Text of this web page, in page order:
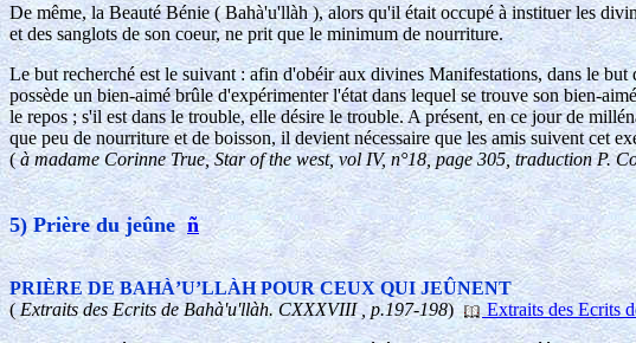
De même, la Beauté Bénie ( Bahà'u'llàh ), alors qu'il était occupé à instituer les
et des sanglots de son coeur, ne prit que le minimum de nourriture.
Le but recherché est le suivant : afin d'obéir aux divines Manifestations, dans le
possède un bien-aimé brûle d'expérimenter l'état dans lequel se trouve son bien-
le repos ; s'il est dans le trouble, elle désire le trouble. A présent, en ce jour de
que peu de nourriture et de boisson, il devient nécessaire que les amis suivent cet
(à madame Corinne True, Star of the west, vol IV, n°18, page 305, traduction P.
5) Prière du jeûne ñ
PRIÈRE DE BAHÀ’U’LLÀH POUR CEUX QUI JEÛNENT
(Extraits des Ecrits de Bahà'u'llàh. CXXXVIII , p.197-198) Extraits des Ecrits